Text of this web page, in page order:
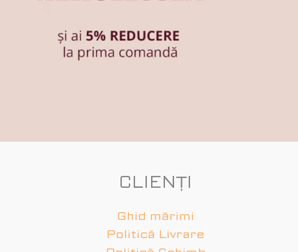
CLIENȚI
Ghid mărimi
Politică Livrare